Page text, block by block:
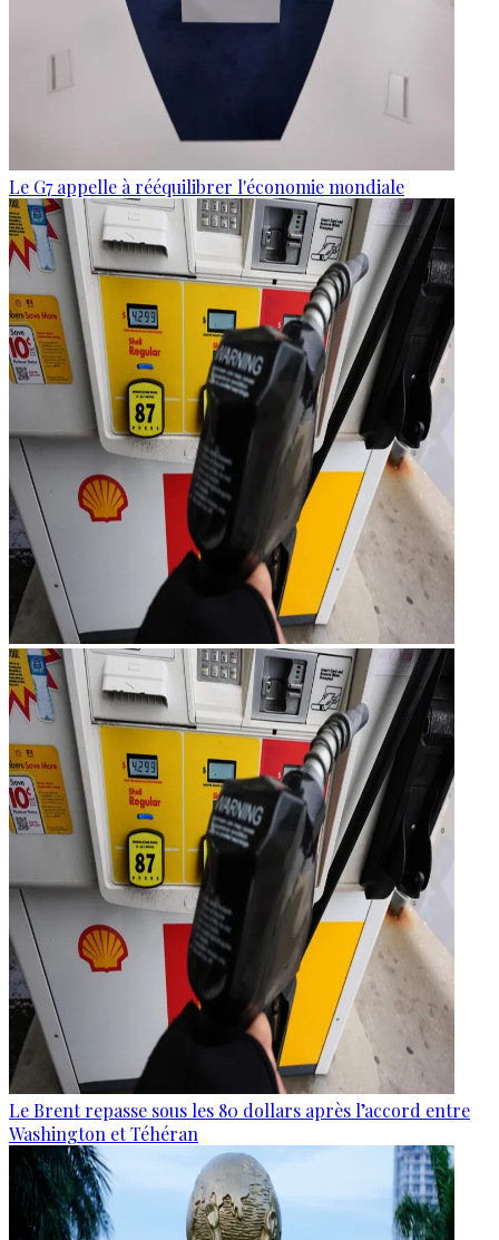
Le G7 appelle à rééquilibrer l'économie mondiale
Le Brent repasse sous les 80 dollars après l’accord entre
Washington et Téhéran